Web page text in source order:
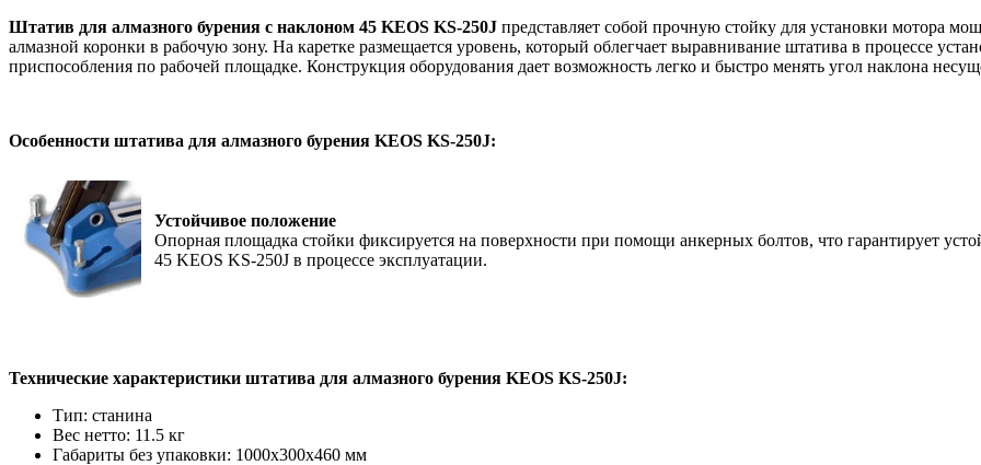
Штатив для алмазного бурения с наклоном 45 KEOS KS-250J представляет собой прочную стойку для установки мотора
алмазной коронки в рабочую зону. На каретке размещается уровень, который облегчает выравнивание штатива в процессе
приспособления по рабочей площадке. Конструкция оборудования дает возможность легко и быстро менять угол наклона
Особенности штатива для алмазного бурения KEOS KS-250J:
Устойчивое положение
Опорная площадка стойки фиксируется на поверхности при помощи анкерных болтов, что гарантирует
45 KEOS KS-250J в процессе эксплуатации.
Технические характеристики штатива для алмазного бурения KEOS KS-250J:
Тип: станина
Вес нетто: 11.5 кг
Габариты без упаковки: 1000х300х460 мм